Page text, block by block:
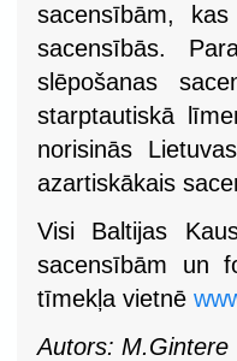
sacensībām,
sacensībās.
slēpošanas
starptautiskā
norisinās
azartiskākais
Visi Baltijas
sacensībām un
tīmekļa vietnē
Autors: M.Gintere